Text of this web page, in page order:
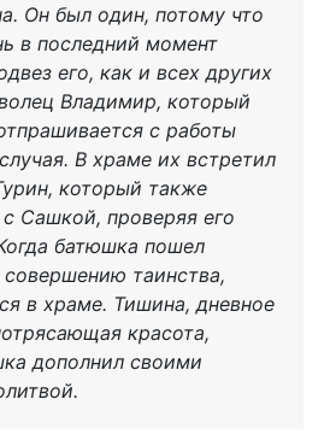
Он был один, потому что
в последний момент
его, как и всех других
Владимир, который
с работы
В храме их встретил
который также
Сашкой, проверяя его
батюшка пошел
совершению таинства,
в храме. Тишина, дневное
красота,
дополнил своими